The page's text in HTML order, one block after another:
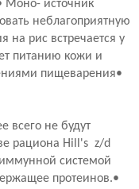
Моно- источник
неблагоприятную
рис встречается у
питанию кожи и
пищеварения•
всего не будут
рациона Hill's z/d
системой
протеинов.•